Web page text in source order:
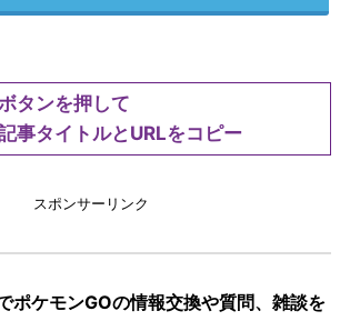
タンを押して
事タイトルとURLをコピー
スポンサーリンク
ポケモンGOの情報交換や質問、雑談を